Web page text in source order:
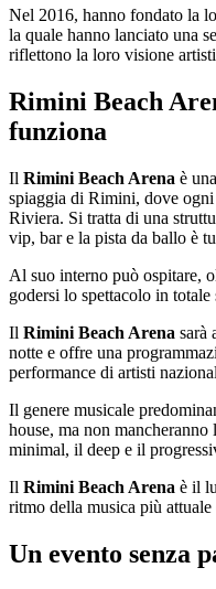
Nel 2016, hanno fondato la
la quale hanno lanciato una
riflettono la loro visione
Rimini Beach
funziona
Il Rimini Beach Arena è
spiaggia di Rimini, dove
Riviera. Si tratta di una
vip, bar e la pista da ballo è
Al suo interno può ospitare,
godersi lo spettacolo in totale
Il Rimini Beach Arena sarà
notte e offre una
performance di artisti
Il genere musicale
house, ma non
minimal, il deep e il
Il Rimini Beach Arena è il
ritmo della musica più
Un evento senza